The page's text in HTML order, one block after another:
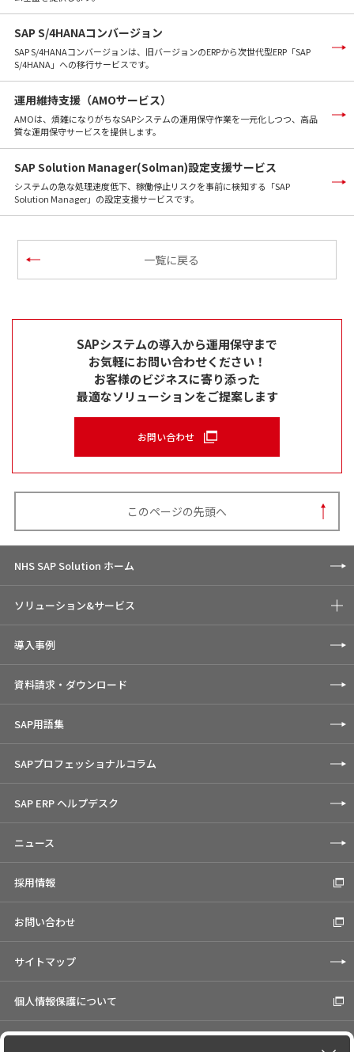
SAP S/4HANAコンバージョン
SAP S/4HANAコンバージョンは、旧バージョンのERPから次世代型ERP「SAP
S/4HANA」への移行サービスです。
運用維持支援（AMOサービス）
AMOは、煩雑になりがちなSAPシステムの運用保守作業を一元化しつつ、高品
質な運用保守サービスを提供します。
SAP Solution Manager(Solman)設定支援サービス
システムの急な処理速度低下、稼働停止リスクを事前に検知する「SAP
Solution Manager」の設定支援サービスです。
一覧に戻る
SAPシステムの導入から運用保守まで
お気軽にお問い合わせください！
お客様のビジネスに寄り添った
最適なソリューションをご提案します
お問い合わせ
このページの先頭へ
NHS SAP Solution ホーム
ソリューション&サービス
導入事例
資料請求・ダウンロード
SAP用語集
SAPプロフェッショナルコラム
SAP ERP ヘルプデスク
ニュース
採用情報
お問い合わせ
サイトマップ
個人情報保護について
Cookieの使用について